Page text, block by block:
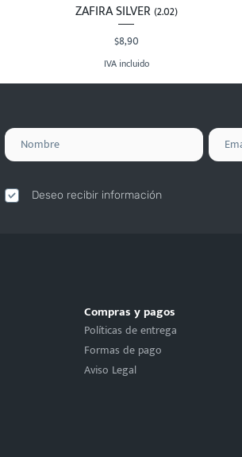
Vista rápida
ZAFIRA SILVER (2.02)
Precio
$8,90
IVA incluido
Deseo recibir información
Compras y pagos
Políticas de entrega
Formas de pago
Aviso Legal